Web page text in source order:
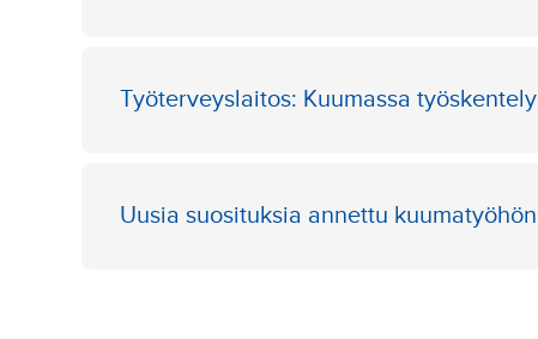
Työterveyslaitos: Kuumassa työskentely
Uusia suosituksia annettu kuumatyöhön